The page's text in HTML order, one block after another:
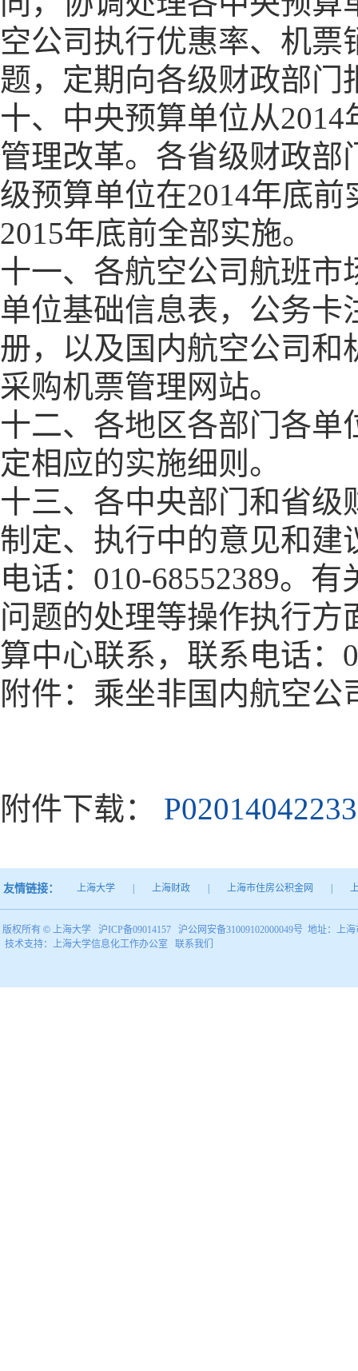
空公司执行优惠率、机
题，定期向各级财政部
十、中央预算单位从2014
管理改革。各省级财政
级预算单位在2014年底前
2015年底前全部实施。
十一、各航空公司航班
单位基础信息表，公务
册，以及国内航空公司和
采购机票管理网站。
十二、各地区各部门各
定相应的实施细则。
十三、各中央部门和省
制定、执行中的意见和建
电话： 010-68552389。有
问题的处理等操作执行
算中心联系，联系电话：
附件：乘坐非国内航空
附件下载：
友情链接： 上海大学 上海财政 上海市住房公积金网
版权所有 © 上海大学 沪ICP备09014157 沪公网安备31009102000049号 地址：上
技术支持： 上海大学信息化工作办公室 联系我们